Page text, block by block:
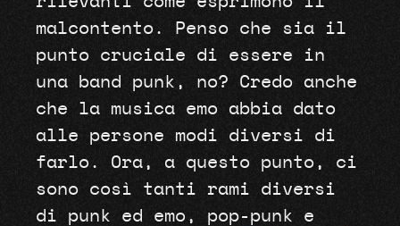
malcontento. Penso che sia il
punto cruciale di essere in
una band punk, no? Credo anche
che la musica emo abbia dato
alle persone modi diversi di
farlo. Ora, a questo punto, ci
sono così tanti rami diversi
di punk ed emo, pop-punk e